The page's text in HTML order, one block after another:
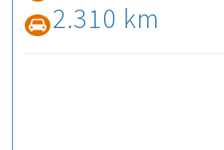
2.310 km